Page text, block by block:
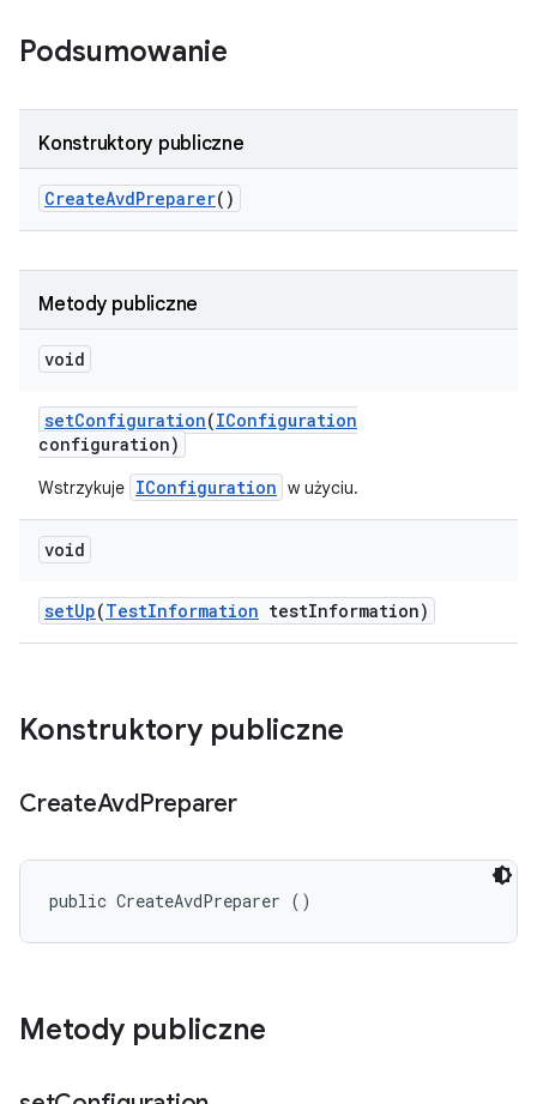
Podsumowanie
Konstruktory publiczne
CreateAvdPreparer()
Metody publiczne
void
setConfiguration(IConfiguration
configuration)
Wstrzykuje IConfiguration w użyciu.
void
setUp(TestInformation testInformation)
Konstruktory publiczne
CreateAvdPreparer
public CreateAvdPreparer ()
Metody publiczne